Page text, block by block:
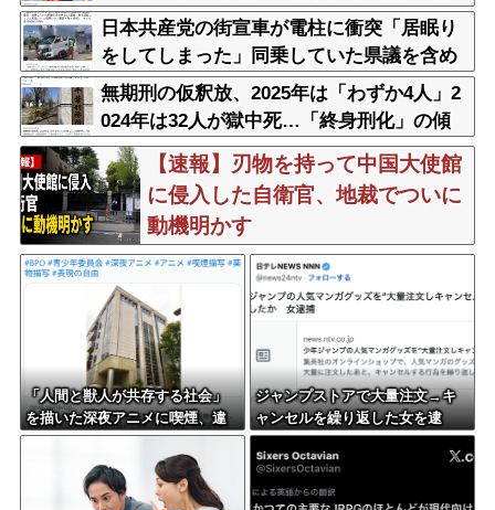
線” 「レギュラー剥奪も選択肢のひとつ
に」
日本共産党の街宣車が電柱に衝突「居眠り
をしてしまった」同乗していた県議を含め
男女3人重傷
無期刑の仮釈放、2025年は「わずか4人」2
024年は32人が獄中死…「終身刑化」の傾
向続く
【速報】刃物を持って中国大使館
に侵入した自衛官、地裁でついに
動機明かす
「人間と獣人が共存する社会」
を描いた深夜アニメに喫煙、違
法薬物の連想シーンも…視聴者
批判でBPO議論
ジャンプストアで大量注文→キ
ャンセルを繰り返した女を逮
捕 「注文で欲求が満たされ
た」総額43億円